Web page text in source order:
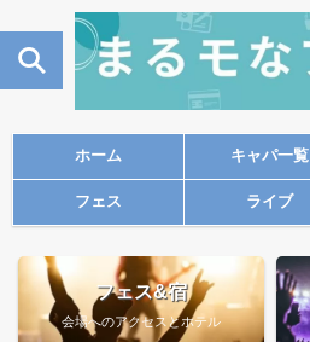
ホーム キャパ一覧
フェス ライブ
フェス&宿
会場へのアクセスとホテル